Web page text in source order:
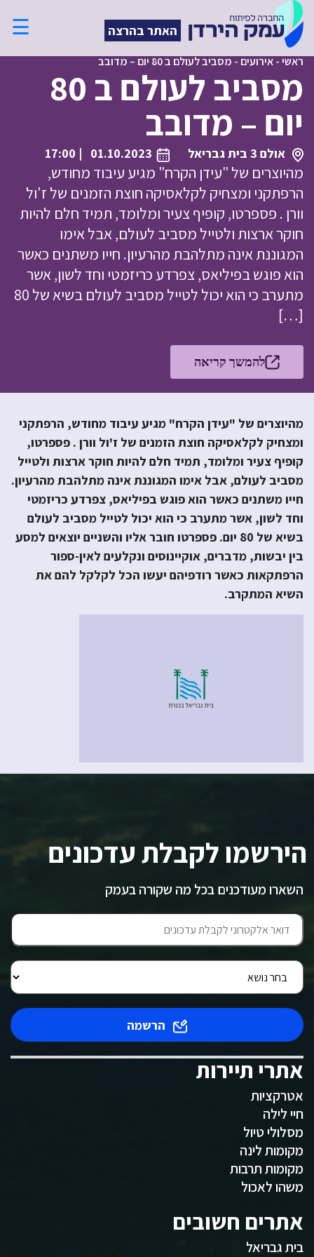
האתר בהרצה ☰
ראשי-אירועים - מסביב לעולם ב 80 יום – מדובב
מסביב לעולם ב 80
יום – מדובב
אולם 3 בית גבריאל 01.10.2023
| 17:00
מהיוצרים של "עידן הקרח" מגיע עיבוד מחודש,
הרפתקני ומצחיק לקלאסיקה חוצת הזמנים של ז'ול
וורן . פספרטו, קופיף צעיר ומלומד, תמיד חלם להיות
חוקר ארצות ולטייל מסביב לעולם, אבל אימו
המגוננת אינה מתלהבת מהרעיון. חייו משתנים כאשר
הוא פוגש בפיליאס, צפרדע כריזמטי וחד לשון, אשר
מתערב כי הוא יכול לטייל מסביב לעולם בשיא של 80
[…]
להמשך קריאה
מהיוצרים של "עידן הקרח" מגיע עיבוד מחודש, הרפתקני
ומצחיק לקלאסיקה חוצת הזמנים של ז'ול וורן . פספרטו,
קופיף צעיר ומלומד, תמיד חלם להיות חוקר ארצות ולטייל
מסביב לעולם, אבל אימו המגוננת אינה מתלהבת מהרעיון.
חייו משתנים כאשר הוא פוגש בפיליאס, צפרדע כריזמטי
וחד לשון, אשר מתערב כי הוא יכול לטייל מסביב לעולם
בשיא של 80 יום. פספרטו חובר אליו והשניים יוצאים למסע
בין יבשות, מדברים, אוקיינוסים ונקלעים לאין-ספור
הרפתקאות כאשר רודפיהם יעשו הכל לקלקל להם את
השיא המתקרב.
הירשמו לקבלת עדכונים
השארו מעודכנים בכל מה שקורה בעמק
הרשמה
אתרי תיירות
אטרקציות
חיי לילה
מסלולי טיול
מקומות לינה
מקומות תרבות
משהו לאכול
אתרים חשובים
בית גבריאל